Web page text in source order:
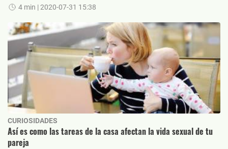
4 min | 2020-07-31 15:38
CURIOSIDADES
Así es como las tareas de la casa afectan la vida sexual de tu
pareja